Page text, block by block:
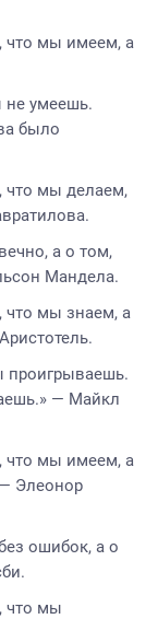
что мы имеем, а
не умеешь.
было
что мы делаем,
а о том,
Мандела.
что мы знаем, а
проигрываешь.
— Майкл
что мы имеем, а
Элеонор
ошибок, а о
что мы